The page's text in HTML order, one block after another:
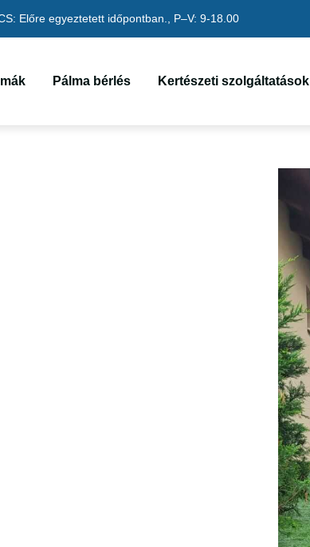
Előre egyeztetett időpontban., P–V: 9-18.00
Pálma bérlés Kertészeti szolgáltatások